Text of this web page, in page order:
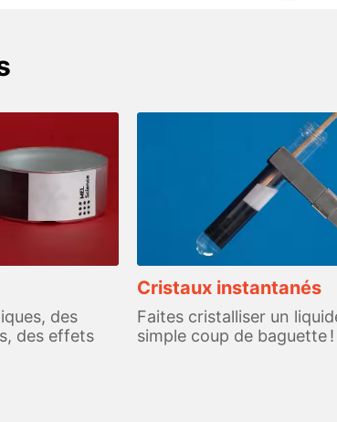
des
des effets
Cristaux instantanés
Faites cristalliser un
simple coup de baguette !